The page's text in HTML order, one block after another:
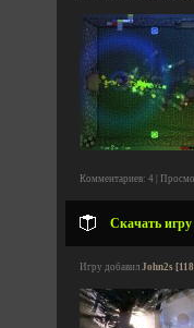
Комментариев: 4 |
Скачать игру
Игру добавил John2s